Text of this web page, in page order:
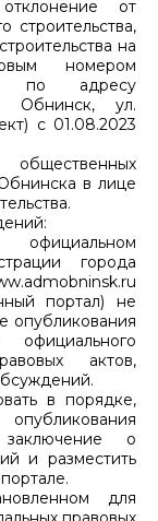
от
строительства,
на
номером
по адресу
Обнинск, ул.
с 01.08.2023
в лице
города
портал) не
опубликования
актов,
в порядке,
о
и разместить
для